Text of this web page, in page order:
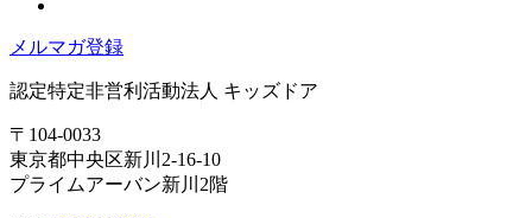
メルマガ登録
認定特定非営利活動法人 キッズドア
〒104-0033
東京都中央区新川2-16-10
プライムアーバン新川2階